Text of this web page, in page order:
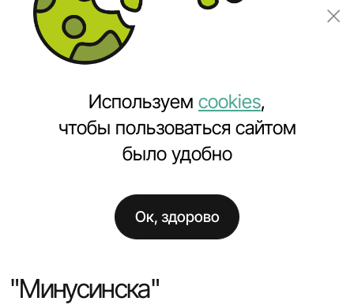
"Минусинска"
Используем cookies,
чтобы пользоваться сайтом
было удобно
Ок, здорово